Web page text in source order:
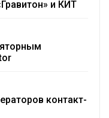
и КИТ
контакт-